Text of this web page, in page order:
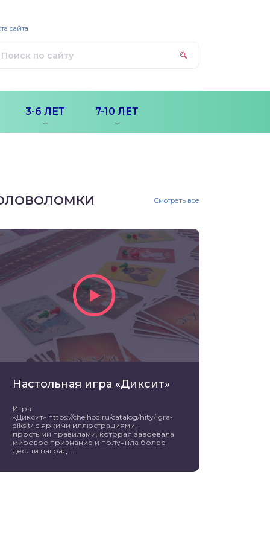
3-6 ЛЕТ 7-10 ЛЕТ
сайта
Смотреть все
Настольная игра «Диксит»
Игра
«Диксит» https://cheihod.ru/catalog/hity/igra-
diksit/ с яркими иллюстрациями,
простыми правилами, которая завоевала
мировое признание и получила более
десяти наград. ...